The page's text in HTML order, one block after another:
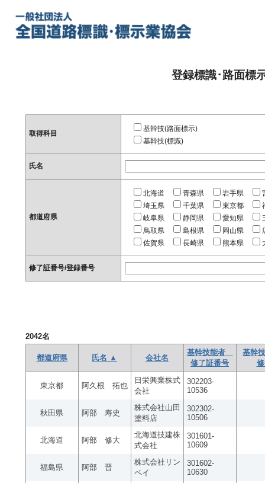
登録標識･路面標
取得科目
基幹技(路面標示)
基幹技(標識)
氏名
都道府県
北海道 青森県 岩手県
埼玉県
千葉県 東京都
岐阜県
静岡県 愛知県
鳥取県
島根県 岡山県
佐賀県
長崎県 熊本県
修了証番号/登録番号
2042名
都道府県 氏名 ▲ 会社名
基幹技能者
修了証番号
基幹
東京都 阿久根 拓也
日栄興業株式
会社
302203-
10536
秋田県 阿部 寿史
株式会社山田
塗料店
302302-
10506
北海道 阿部 修大
北海道技建株
式会社
301601-
10609
福島県 阿部 晋
株式会社リン
ペイ
301602-
10630